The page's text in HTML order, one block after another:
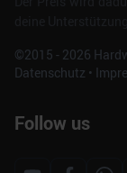
©2015 - 2026
Datenschutz •
Follow us